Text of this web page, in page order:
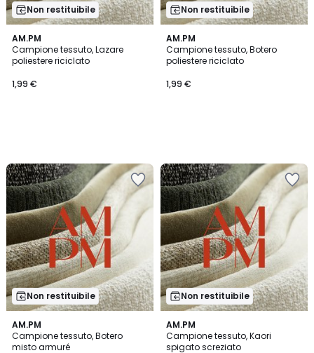
Non restituibile
AM.PM
Campione tessuto, Lazare
poliestere riciclato
1,99 €
Non restituibile
AM.PM
Campione tessuto, Botero
poliestere riciclato
1,99 €
Non restituibile
AM.PM
Campione tessuto, Botero
misto armuré
Non restituibile
AM.PM
Campione tessuto, Kaori
spigato screziato